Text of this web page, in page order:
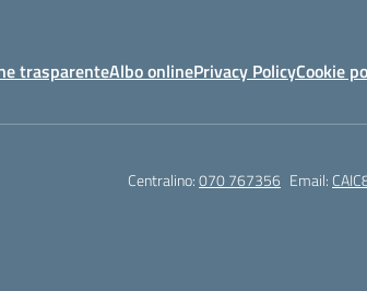
trasparenteAlbo onlinePrivacy PolicyCookie
Centralino:070 767356 Email: